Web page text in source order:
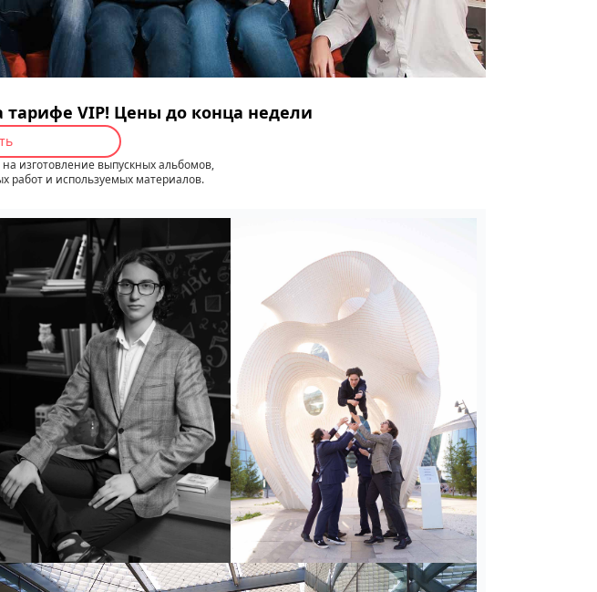
тарифе VIP! Цены до конца недели
изготовление выпускных альбомов,
работ и используемых материалов.